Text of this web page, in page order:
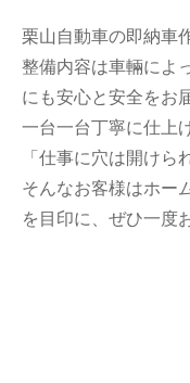
栗山自動車の即納車
整備内容は車輛によ
にも安心と安全をお
一台一台丁寧に仕上
「仕事に穴は開けら
そんなお客様はホー
を目印に、ぜひ一度